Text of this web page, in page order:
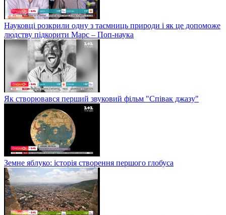
Науковці розкрили одну з таємниць природи і як це допоможе
людству підкорити Марс – Поп-наука
Як створювався перший звуковий фільм "Співак джазу"
Земне яблуко: історія створення першого глобуса